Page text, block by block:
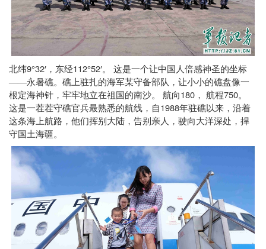
北纬9°32′，东经112°52′。 这是一个让中国人倍感神圣的坐标
——永暑礁。礁上驻扎的海军某守备部队，让小小的礁盘像一
根定海神针，牢牢地立在祖国的南沙。 航向180 ， 航程750。
这是一茬茬守礁官兵最熟悉的航线，自1988年驻礁以来，沿着
这条海上航路，他们挥别大陆，告别亲人，驶向大洋深处，捍
守国土海疆。